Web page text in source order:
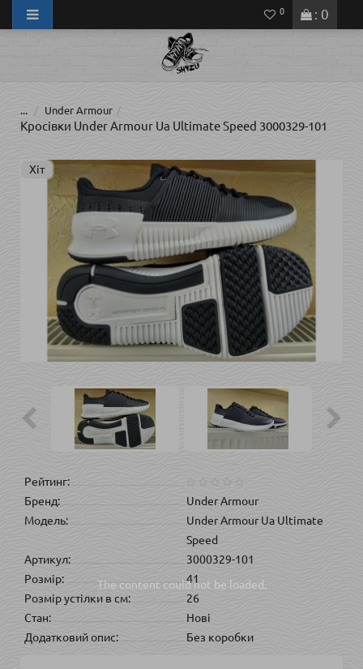
The contentcould not be loaded.
: 0
0
... Under Armour
Кросівки Under Armour Ua Ultimate Speed 3000329-101
Хіт
Рейтинг:
Бренд:
Under Armour
Модель:
Under Armour Ua Ultimate
Speed
Артикул:
3000329-101
Розмір:
41
Розмір устілки в см:
26
Стан:
Нові
Додатковий опис:
Без коробки